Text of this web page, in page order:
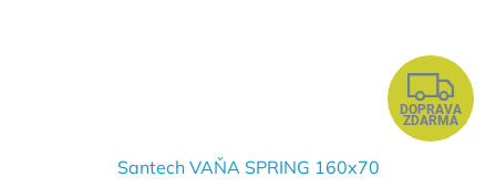
Z
A
DOPRAVA
ZDARMA
Santech VAŇA SPRING 160x70